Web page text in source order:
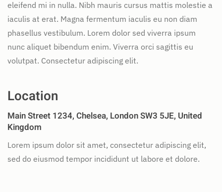
eleifend mi in nulla. Nibh mauris cursus mattis molestie a
iaculis at erat. Magna fermentum iaculis eu non diam
phasellus vestibulum. Lorem dolor sed viverra ipsum
nunc aliquet bibendum enim. Viverra orci sagittis eu
volutpat. Consectetur adipiscing elit.
Location
Main Street 1234, Chelsea, London SW3 5JE, United
Kingdom
Lorem ipsum dolor sit amet, consectetur adipiscing elit,
sed do eiusmod tempor incididunt ut labore et dolore.